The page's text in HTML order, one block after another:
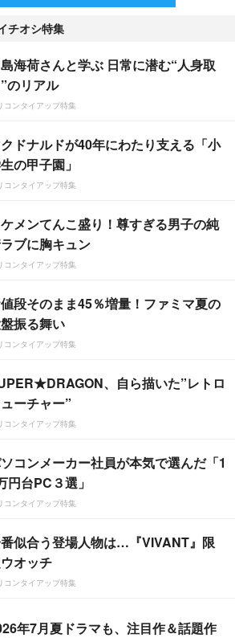
チオシ特集
海荷さんと学ぶ 日常に潜む“人身取
のリアル
コンタイアップ特集
ドナルドが40年にわたり支える「小
の甲子園」
コンタイアップ特集
メンてんこ盛り！尊すぎる男子の純
ブに胸キュン
コンタイアップ特集
段そのまま45％増量！ファミマ夏の
振る舞い
コンタイアップ特集
、自ら描いた”レトロ
ーチャー”
コンタイアップ特集
コンメーカー社員が本気で選んだ「1
円台PC３選」
コンタイアップ特集
似合う登場人物は…『VIVANT』限
オッチ
コンタイアップ特集
年7月夏ドラマも、注目作＆話題作